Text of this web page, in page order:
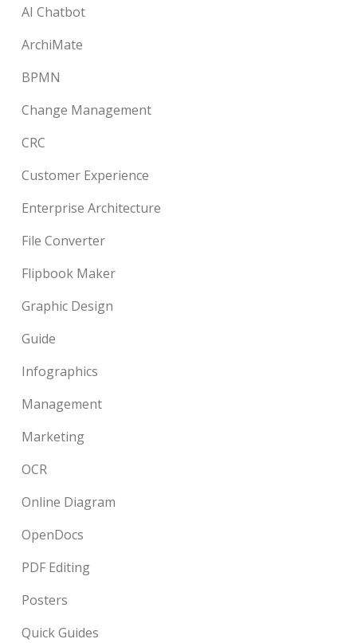
AI Chatbot
ArchiMate
BPMN
Change Management
CRC
Customer Experience
Enterprise Architecture
File Converter
Flipbook Maker
Graphic Design
Guide
Infographics
Management
Marketing
OCR
Online Diagram
OpenDocs
PDF Editing
Posters
Quick Guides